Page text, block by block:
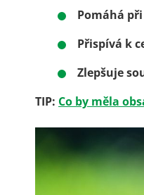
Pomáhá
Přispívá k
Zlepšuje
TIP: Co by měla